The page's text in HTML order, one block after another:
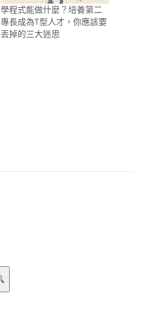
學程式能做什麼？培養第二
專長成為T型人才，你應該要
丟掉的三大迷思